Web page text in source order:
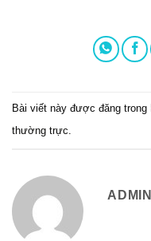
Bài viết này được đăng trong
thường trực.
ADMIN